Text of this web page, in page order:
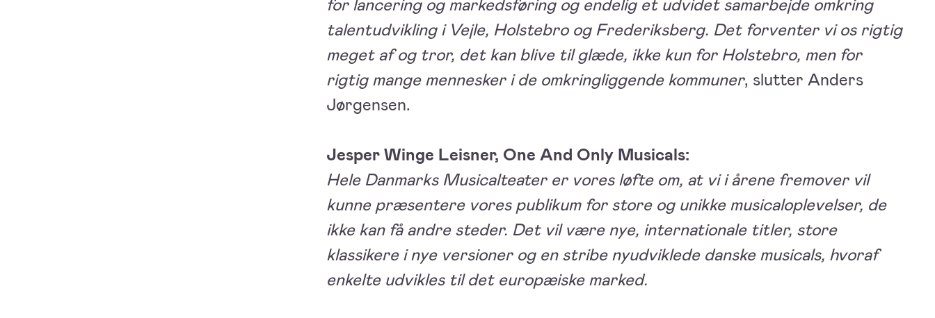
talentudvikling i Vejle, Holstebro og Frederiksberg. Det forventer vi os rigtig
meget af og tror, det kan blive til glæde, ikke kun for Holstebro, men for
rigtig mange mennesker i de omkringliggende kommuner, slutter Anders
Jørgensen.
Jesper Winge Leisner, One And Only Musicals:
Hele Danmarks Musicalteater er vores løfte om, at vi i årene fremover vil
kunne præsentere vores publikum for store og unikke musicaloplevelser, de
ikke kan få andre steder. Det vil være nye, internationale titler, store
klassikere i nye versioner og en stribe nyudviklede danske musicals, hvoraf
enkelte udvikles til det europæiske marked.